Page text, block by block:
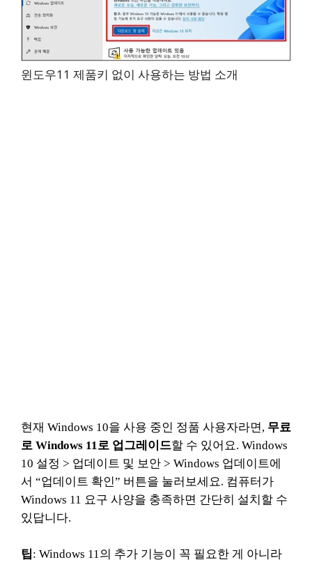
윈도우11 제품키 없이 사용하는 방법 소개
현재 Windows 10을 사용 중인 정품 사용자라면, 무료
로 Windows 11로 업그레이드할 수 있어요. Windows
10 설정 > 업데이트 및 보안 > Windows 업데이트에
서 “업데이트 확인” 버튼을 눌러보세요. 컴퓨터가
Windows 11 요구 사양을 충족하면 간단히 설치할 수
있답니다.
팁: Windows 11의 추가 기능이 꼭 필요한 게 아니라